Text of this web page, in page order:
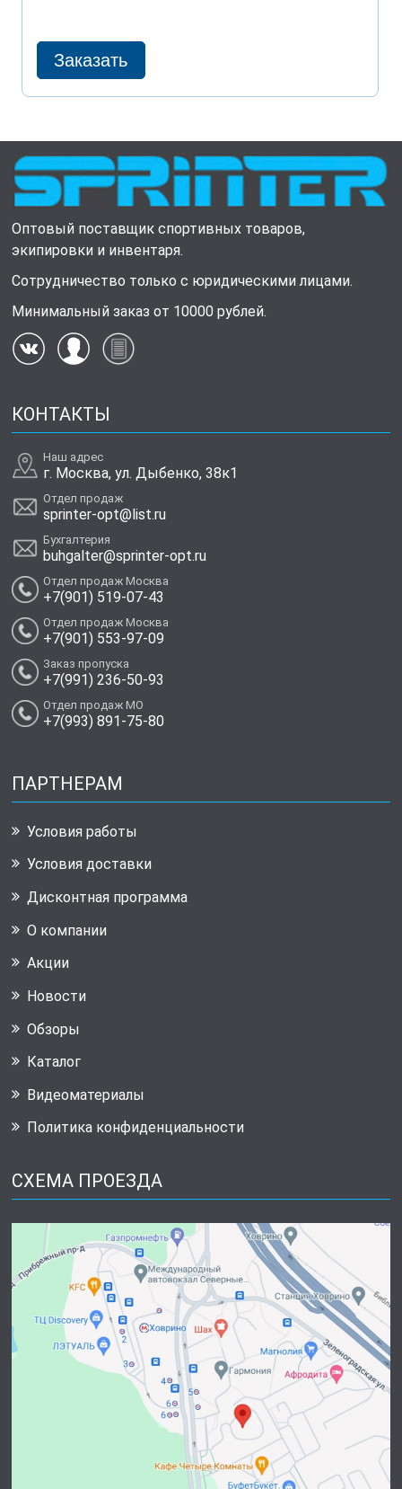
Оптовый поставщик спортивных товаров,
экипировки и инвентаря.
Сотрудничество только с юридическими лицами.
Минимальный заказ от 10000 рублей.
КОНТАКТЫ
Наш адрес
г. Москва, ул. Дыбенко, 38к1
Отдел продаж
sprinter-opt@list.ru
Бухгалтерия
buhgalter@sprinter-opt.ru
Отдел продаж Москва
+7(901) 519-07-43
Отдел продаж Москва
+7(901) 553-97-09
Заказ пропуска
+7(991) 236-50-93
Отдел продаж МО
+7(993) 891-75-80
ПАРТНЕРАМ
Условия работы
Условия доставки
Дисконтная программа
О компании
Акции
Новости
Обзоры
Каталог
Видеоматериалы
Политика конфиденциальности
СХЕМА ПРОЕЗДА